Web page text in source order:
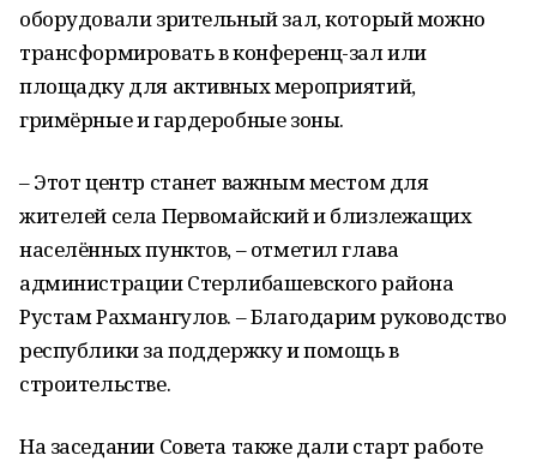
оборудовали зрительный зал, который можно
трансформировать в конференц-зал или
площадку для активных мероприятий,
гримёрные и гардеробные зоны.
– Этот центр станет важным местом для
жителей села Первомайский и близлежащих
населённых пунктов, – отметил глава
администрации Стерлибашевского района
Рустам Рахмангулов. – Благодарим руководство
республики за поддержку и помощь в
строительстве.
На заседании Совета также дали старт работе